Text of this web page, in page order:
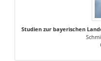
Studien zur bayerischen